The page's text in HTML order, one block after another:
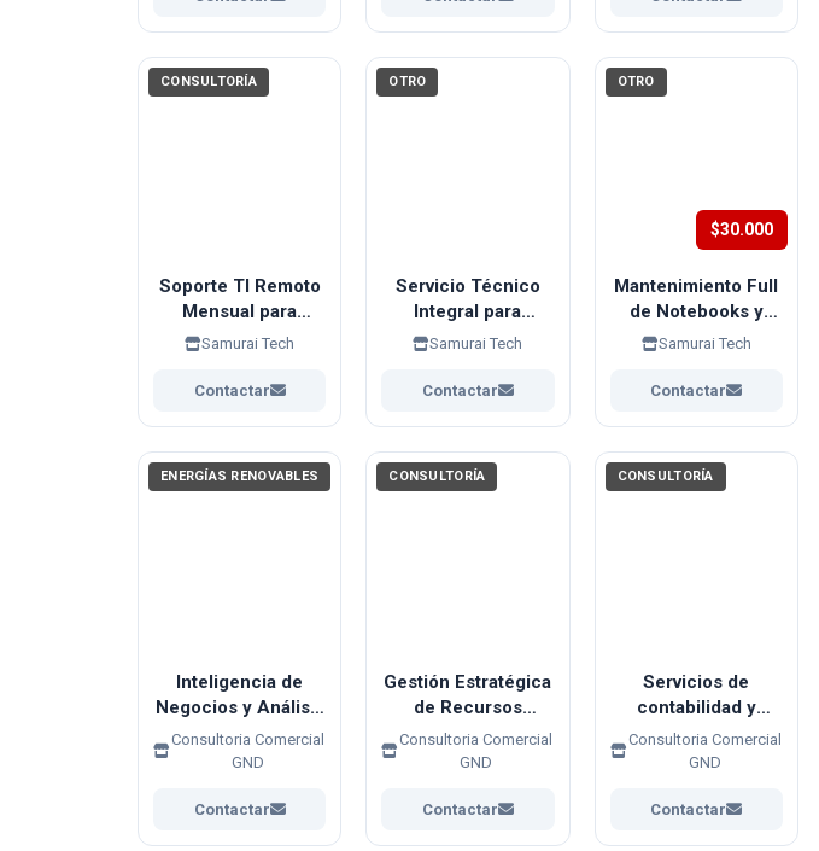
CONSULTORÍA
Soporte TI Remoto
Mensual para
Emprendedores y
Samurai Tech
Contactar
OTRO
Servicio Técnico
Integral para
Celulares
y Software)
Samurai Tech
Contactar
OTRO
$30.000
Mantenimiento Full
de Notebooks y
PCs (Limpieza y
Samurai Tech
Contactar
ENERGÍAS RENOVABLES
Inteligencia de
Negocios y Análisis
Estratégico en
Energías
Consultoria Comercial
GND
Contactar
CONSULTORÍA
Gestión Estratégica
de Recursos
Humanos
Consultoria Comercial
GND
Contactar
CONSULTORÍA
Servicios de
contabilidad y
tributación
Consultoria Comercial
GND
Contactar